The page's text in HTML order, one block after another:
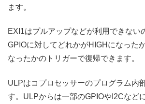
ます。
EXI1はプルアップなどが利用できない
GPIOに対してどれかがHIGHになった
なったかのトリガーで復帰できます。
ULPはコプロセッサーのプログラム内
す。ULPからは一部のGPIOやI2Cなど